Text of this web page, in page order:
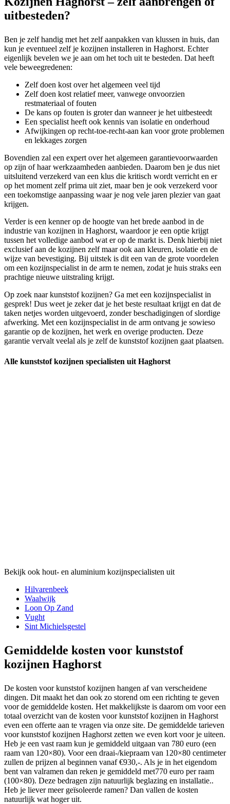
uitbesteden?
Ben je zelf handig met het zelf aanpakken van klussen in huis, dan
kun je eventueel zelf je kozijnen installeren in Haghorst. Echter
eigenlijk bevelen we je aan om het toch uit te besteden. Dat heeft
vele beweegredenen:
Zelf doen kost over het algemeen veel tijd
Zelf doen kost relatief meer, vanwege onvoorzien
restmateriaal of fouten
De kans op fouten is groter dan wanneer je het uitbesteedt
Een specialist heeft ook kennis van isolatie en onderhoud
Afwijkingen op recht-toe-recht-aan kan voor grote problemen
en lekkages zorgen
Bovendien zal een expert over het algemeen garantievoorwaarden
op zijn of haar werkzaamheden aanbieden. Daarom ben je dus niet
uitsluitend verzekerd van een klus die kritisch wordt verricht en er
op het moment zelf prima uit ziet, maar ben je ook verzekerd voor
een toekomstige aanpassing waar je nog vele jaren plezier van gaat
krijgen.
Verder is een kenner op de hoogte van het brede aanbod in de
industrie van kozijnen in Haghorst, waardoor je een optie krijgt
tussen het volledige aanbod wat er op de markt is. Denk hierbij niet
exclusief aan de kozijnen zelf maar ook aan kleuren, isolatie en de
wijze van bevestiging. Bij uitstek is dit een van de grote voordelen
om een kozijnspecialist in de arm te nemen, zodat je huis straks een
prachtige nieuwe uitstraling krijgt.
Op zoek naar kunststof kozijnen? Ga met een kozijnspecialist in
gesprek! Dus weet je zeker dat je het beste resultaat krijgt en dat de
taken netjes worden uitgevoerd, zonder beschadigingen of slordige
afwerking. Met een kozijnspecialist in de arm ontvang je sowieso
garantie op de kozijnen, het werk en overige producten. Deze
garantie vervalt veelal als je zelf de kunststof kozijnen gaat plaatsen.
Alle kunststof kozijnen specialisten uit Haghorst
Bekijk ook hout- en aluminium kozijnspecialisten uit
Hilvarenbeek
Waalwijk
Loon Op Zand
Vught
Sint Michielsgestel
Gemiddelde kosten voor kunststof
kozijnen Haghorst
De kosten voor kunststof kozijnen hangen af van verscheidene
dingen. Dit maakt het dan ook zo storend om een richting te geven
voor de gemiddelde kosten. Het makkelijkste is daarom om voor een
totaal overzicht van de kosten voor kunststof kozijnen in Haghorst
even een offerte aan te vragen via onze site. De gemiddelde tarieven
voor kunststof kozijnen Haghorst zetten we even kort voor je uiteen.
Heb je een vast raam kun je gemiddeld uitgaan van 780 euro (een
raam van 120×80). Voor een draai-/kiepraam van 120×80 centimeter
zullen de prijzen al beginnen vanaf €930,-. Als je in het eigendom
bent van valramen dan reken je gemiddeld met770 euro per raam
(100×80). Deze bedragen zijn natuurlijk beglazing en installatie..
Heb je liever meer geïsoleerde ramen? Dan vallen de kosten
natuurlijk wat hoger uit.